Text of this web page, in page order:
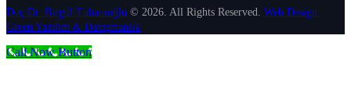
Doç.Dr. Birgül Tuhanioğlu © 2026. All Rights Reserved. Web Design:
Green Yazılım & Danışmanlık
Call Now Button